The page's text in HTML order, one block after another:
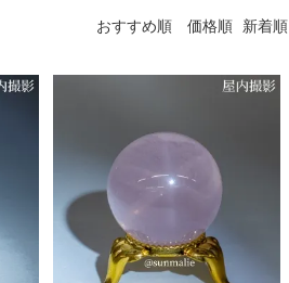
おすすめ順 価格順 新着順